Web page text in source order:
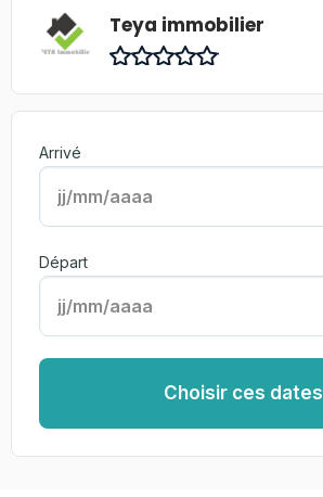
Teya immobilier
Arrivé
Départ
Choisir ces dates